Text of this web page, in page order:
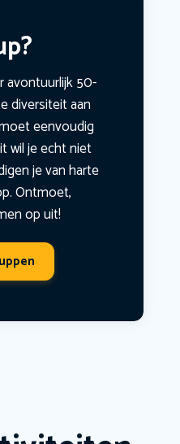
avontuurlijk 50-
diversiteit aan
eenvoudig
wil je echt niet
je van harte
Ontmoet,
op uit!